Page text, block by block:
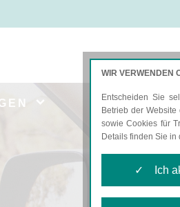
WIR VERWENDEN
Entscheiden Sie
Betrieb der
sowie Cookies für
Details finden Sie in
✓ Ich